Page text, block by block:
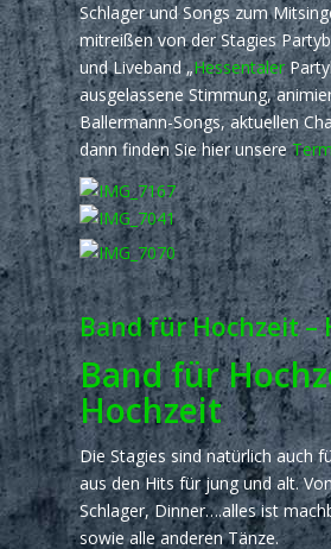
Schlager und Songs zum
mitreißen von der Stagies
und Liveband „Hessentaler
ausgelassene Stimmung,
Ballermann-Songs, aktuellen
dann finden Sie hier unsere
Band für Hochzeit –
Band für
Hochzeit
Die Stagies sind natürlich auch
aus den Hits für jung und alt.
Schlager, Dinner….alles ist
sowie alle anderen Tänze.